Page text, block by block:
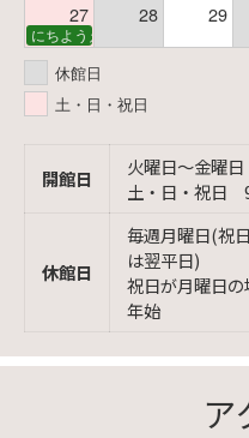
27 28 29
にちようえほん
休館日
土・日・祝日
開館日
火曜日〜金曜
土・日・祝日
休館日
毎週月曜日(祝
は翌平日)
祝日が月曜日
年始
ア